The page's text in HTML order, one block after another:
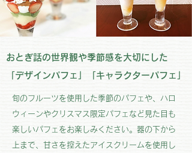
おとぎ話の世界観や季節感を大切にした
「デザインパフェ」「キャラクターパフェ」
旬のフルーツを使用した季節のパフェや、ハロ
ウィーンやクリスマス限定パフェなど見た目も
楽しいパフェをお楽しみください。器の下から
上まで、甘さを控えたアイスクリームを使用し